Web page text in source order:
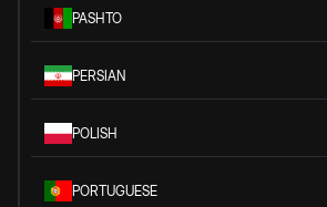
PASHTO
PERSIAN
POLISH
PORTUGUESE